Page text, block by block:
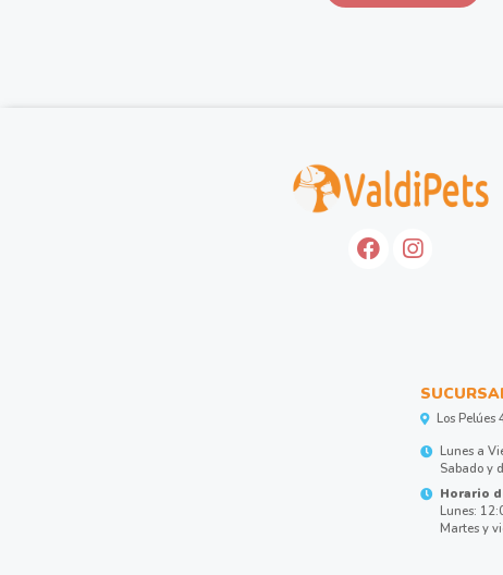
Los Pelúes
Lunes a
Sabado y
Horario
Lunes:
Martes y